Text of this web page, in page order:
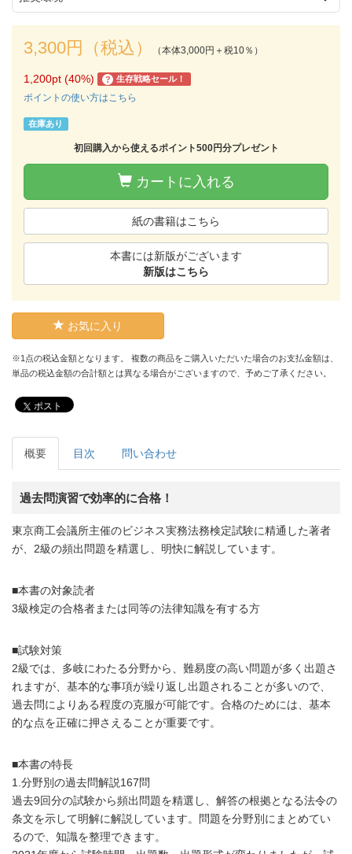
3,300円（税込） （本体3,000円＋税10％）
1,200pt (40%) ? 生存戦略セール！
ポイントの使い方はこちら
在庫あり
初回購入から使えるポイント500円分プレゼント
カートに入れる
紙の書籍はこちら
本書には新版がございます
新版はこちら
お気に入り
※1点の税込金額となります。 複数の商品をご購入いただいた場合のお支払金額は、
単品の税込金額の合計額とは異なる場合がございますので、予めご了承ください。
ポスト
概要 目次 問い合わせ
過去問演習で効率的に合格！
東京商工会議所主催のビジネス実務法務検定試験に精通した著者
が、2級の頻出問題を精選し、明快に解説しています。
■本書の対象読者
3級検定の合格者または同等の法律知識を有する方
■試験対策
2級では、多岐にわたる分野から、難易度の高い問題が多く出題さ
れますが、基本的な事項が繰り返し出題されることが多いので、
過去問によりある程度の克服が可能です。合格のためには、基本
的な点を正確に押さえることが重要です。
■本書の特長
1.分野別の過去問解説167問
過去9回分の試験から頻出問題を精選し、解答の根拠となる法令の
条文を示して明解に解説しています。問題を分野別にまとめてい
るので、知識を整理できます。